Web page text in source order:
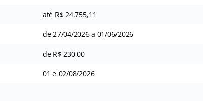
até R$ 24.755,11
de 27/04/2026 a 01/06/2026
de R$ 230,00
01 e 02/08/2026